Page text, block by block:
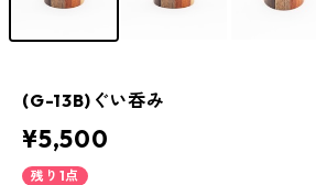
(G-13B)ぐい呑み
¥5,500
残り1点